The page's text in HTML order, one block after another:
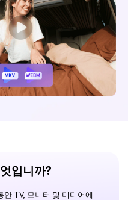
인
.
보 및 문제 해결.
목록.
입니까?
안 TV, 모니터 및 미디어에